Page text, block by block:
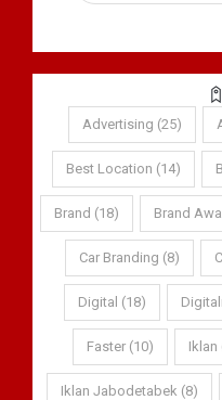
Advertising (25)
Best Location (14)
Brand (18) Brand
Car Branding (8)
Digital (18)
Faster (10) Iklan
Iklan Jabodetabek (8)